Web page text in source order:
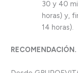
30 y 40
horas) y,
14 horas).
RECOMENDACIÓN.